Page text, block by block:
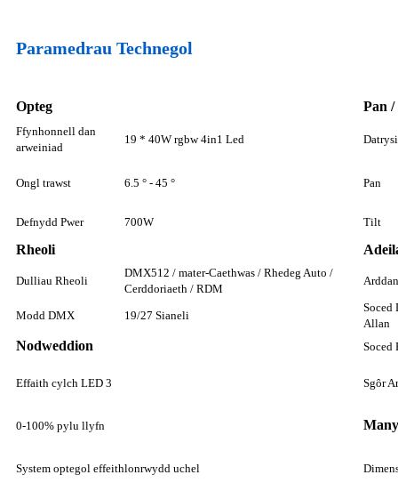
Paramedrau Technegol
Opteg Pan
Ffynhonnell dan
arweiniad
19 * 40W rgbw 4in1 Led
Ongl trawst 6.5 ° - 45 ° Pan
Defnydd Pwer 700W Tilt
Rheoli
Dulliau Rheoli
DMX512 / mater-Caethwas / Rhedeg Auto /
Cerddoriaeth / RDM
Modd DMX 19/27 Sianeli
Soced
Allan
Nodweddion Soced
Effaith cylch LED 3 Sgôr
0-100% pylu llyfn
System optegol effeithlonrwydd uchel